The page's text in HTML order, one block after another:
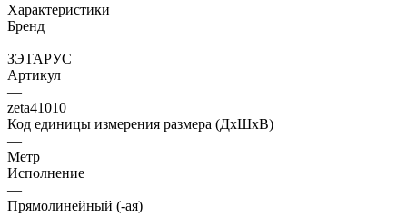
Характеристики
Бренд
—
ЗЭТАРУС
Артикул
—
zeta41010
Код единицы измерения размера (ДхШхВ)
—
Метр
Исполнение
—
Прямолинейный (-ая)